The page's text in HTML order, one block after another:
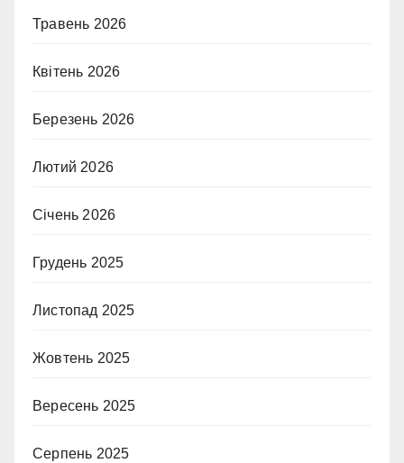
Травень 2026
Квітень 2026
Березень 2026
Лютий 2026
Січень 2026
Грудень 2025
Листопад 2025
Жовтень 2025
Вересень 2025
Серпень 2025